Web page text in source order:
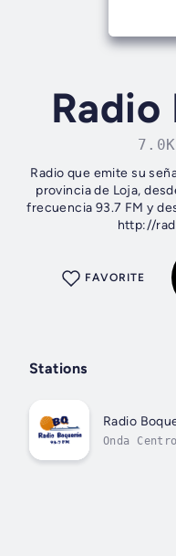
Radio
Radio que emite su
provincia de Loja,
frecuencia 93.7 FM y
http://
FAVORITE
Stations
Radio
Onda